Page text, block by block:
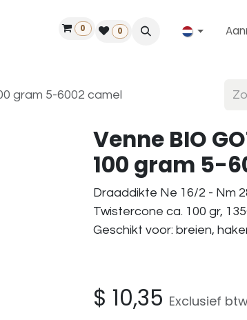
Vind een dealer
0 0
gram 5-6002 camel
Venne BIO
100 gram 5-
Draaddikte Ne 16/2 - Nm
Twistercone ca. 100 gr,
Geschikt voor: breien,
$ 10,35 Exclusief